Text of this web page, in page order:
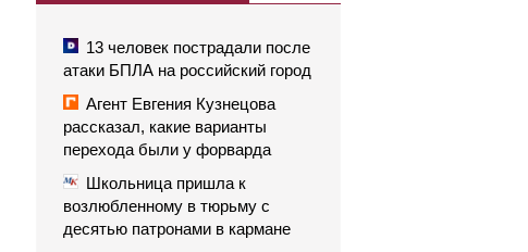
13 человек пострадали после
атаки БПЛА на российский город
Агент Евгения Кузнецова
рассказал, какие варианты
перехода были у форварда
Школьница пришла к
возлюбленному в тюрьму с
десятью патронами в кармане